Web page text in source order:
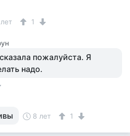
1
пожалуйста. Я
надо.
8 лет 1